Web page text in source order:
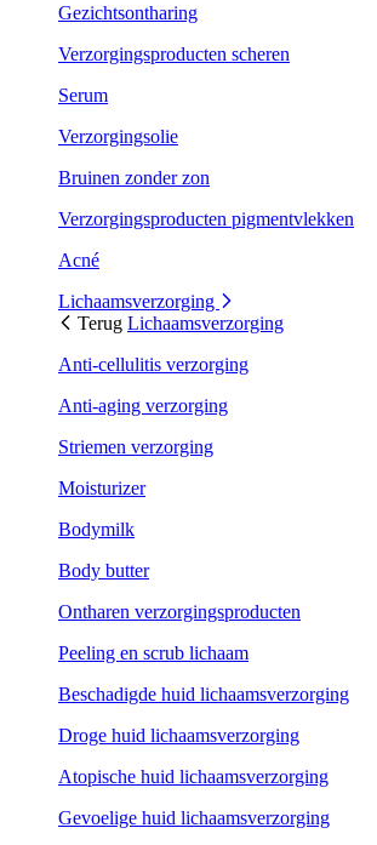
Gezichtsontharing
Verzorgingsproducten scheren
Serum
Verzorgingsolie
Bruinen zonder zon
Verzorgingsproducten pigmentvlekken
Acné
Lichaamsverzorging
Terug Lichaamsverzorging
Anti-cellulitis verzorging
Anti-aging verzorging
Striemen verzorging
Moisturizer
Bodymilk
Body butter
Ontharen verzorgingsproducten
Peeling en scrub lichaam
Beschadigde huid lichaamsverzorging
Droge huid lichaamsverzorging
Atopische huid lichaamsverzorging
Gevoelige huid lichaamsverzorging